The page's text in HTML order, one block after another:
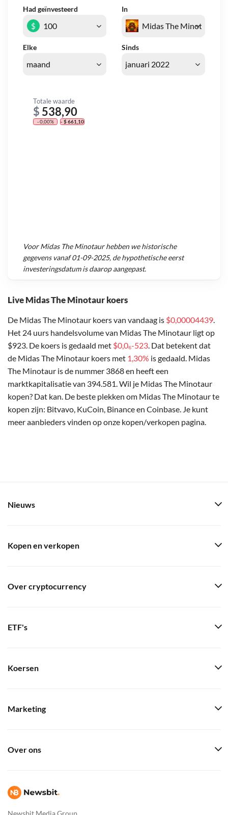
Live Midas The Minotaur koers
De Midas The Minotaur koers van vandaag is $0,00004439.
Het 24 uurs handelsvolume van Midas The Minotaur ligt op
$923. De koers is gedaald met $0,0₆-523. Dat betekent dat
de Midas The Minotaur koers met 1,30% is gedaald. Midas
The Minotaur is de nummer 3868 en heeft een
marktkapitalisatie van 394.581. Wil je Midas The Minotaur
kopen? Dat kan. De beste plekken om Midas The Minotaur te
kopen zijn: Bitvavo, KuCoin, Binance en Coinbase. Je kunt
meer aanbieders vinden op onze kopen/verkopen pagina.
Had geïnvesteerd In
Elke Sinds
$
Totale waarde
$ 538,90
- 0,00% - $ 661,10
VoorMidas The Minotaurhebben we historische
gegevens vanaf01-09-2025, de hypothetische eerst
investeringsdatum is daarop aangepast.
Newsbit Media Group
Nieuws
Kopen en verkopen
Over cryptocurrency
ETF's
Koersen
Marketing
Over ons